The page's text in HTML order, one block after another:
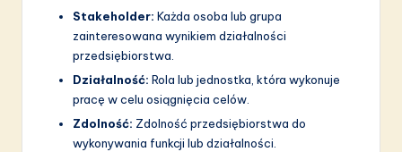
Stakeholder: Każda osoba lub grupa
zainteresowana wynikiem działalności
przedsiębiorstwa.
Działalność: Rola lub jednostka, która wykonuje
pracę w celu osiągnięcia celów.
Zdolność: Zdolność przedsiębiorstwa do
wykonywania funkcji lub działalności.